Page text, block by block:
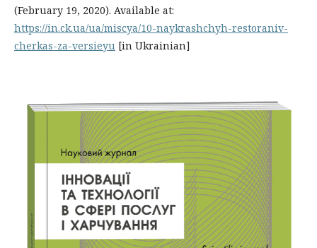
(February 19, 2020). Available at:
https://in.ck.ua/ua/miscya/10-naykrashchyh-restoraniv-
cherkas-za-versieyu [in Ukrainian]